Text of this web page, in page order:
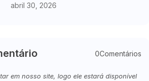
abril 30, 2026
0Comentários
em nosso site, logo ele estará disponível